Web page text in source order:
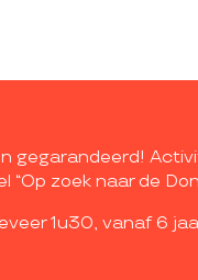
gegarandeerd!
“Op zoek naar de
1u30, vanaf 6